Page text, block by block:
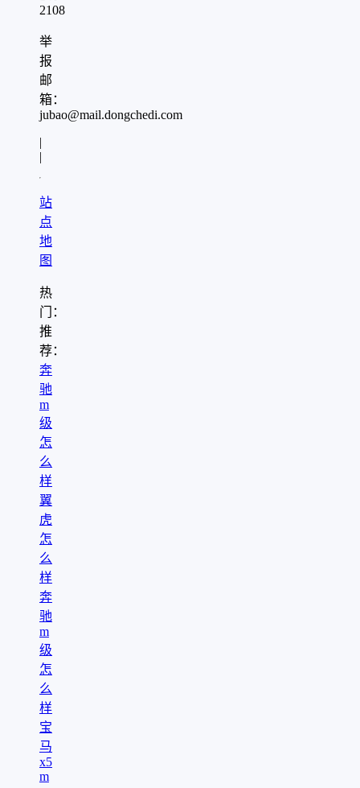
2108
举
报
邮
箱：
jubao@mail.dongchedi.com
|
|
站
点
地
图
热
门：
推
荐：
奔
驰
m
级
怎
么
样
翼
虎
怎
么
样
奔
驰
m
级
怎
么
样
宝
马
x5
m